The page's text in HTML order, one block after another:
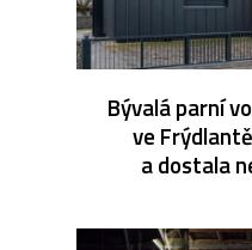
Bývalá parní
ve
a dostala